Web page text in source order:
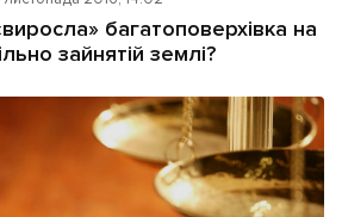
Прес-релізи
Фото/Відео
Made in Lviv
багатоповерхівка на
зайнятій землі?